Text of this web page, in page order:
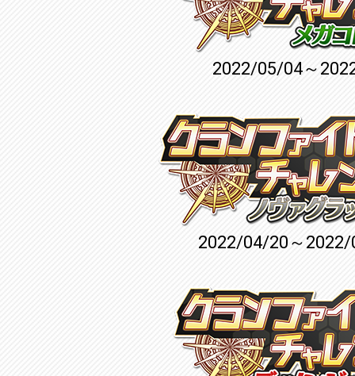
2022/05/04～
2022/04/20～